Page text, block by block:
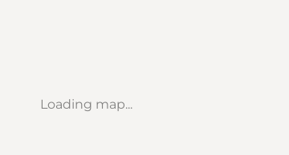
Loading map...